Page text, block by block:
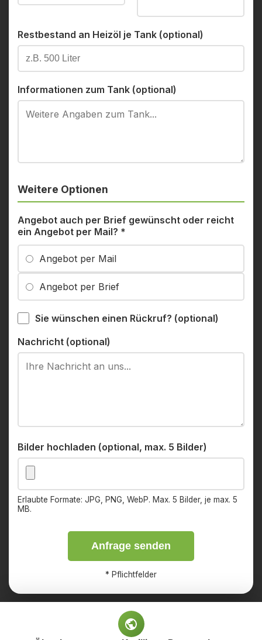
Restbestand an Heizöl je Tank (optional)
Informationen zum Tank (optional)
Weitere Optionen
Angebot auch per Brief gewünscht oder reicht
ein Angebot per Mail? *
Angebot per Mail
Angebot per Brief
Sie wünschen einen Rückruf? (optional)
Nachricht (optional)
Bilder hochladen (optional, max. 5 Bilder)
Erlaubte Formate: JPG, PNG, WebP. Max. 5 Bilder, je max. 5
MB.
Anfrage senden
* Pflichtfelder